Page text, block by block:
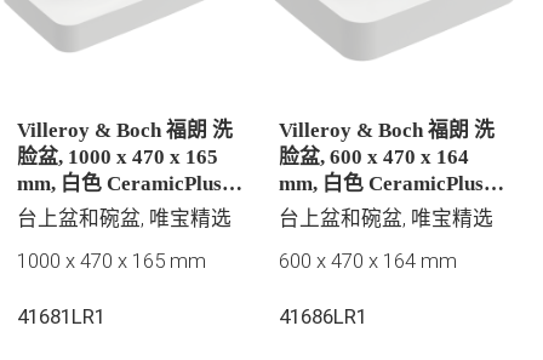
Villeroy & Boch 福朗 洗
脸盆, 1000 x 470 x 165
mm, 白色 CeramicPlus |
易洁釉面, 无溢水孔, 抛光
台上盆和碗盆, 唯宝精选
1000 x 470 x 165 mm
41681LR1
Villeroy & Boch 福朗 洗
脸盆, 600 x 470 x 164
mm, 白色 CeramicPlus |
易洁釉面, 无溢水孔, 抛光
台上盆和碗盆, 唯宝精选
600 x 470 x 164 mm
41686LR1